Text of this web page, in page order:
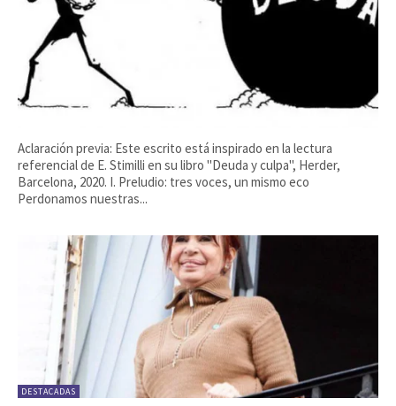
Aclaración previa: Este escrito está inspirado en la lectura
referencial de E. Stimilli en su libro "Deuda y culpa", Herder,
Barcelona, 2020. I. Preludio: tres voces, un mismo eco
Perdonamos nuestras...
DESTACADAS